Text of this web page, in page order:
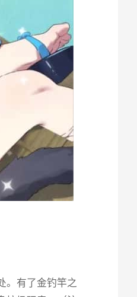
。有了金钓竿之